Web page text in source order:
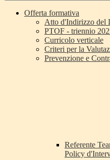
Offerta formativa
Atto d'Indirizzo del
PTOF - triennio
Curricolo verticale
Criteri per la
Prevenzione e
Referente
Policy